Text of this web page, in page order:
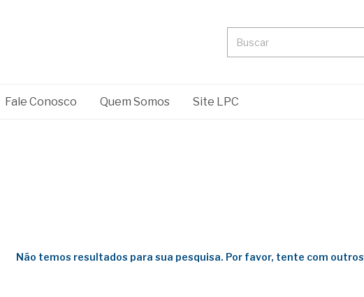
Fale Conosco Quem Somos Site LPC
Não temos resultados para sua pesquisa. Por favor, tente com